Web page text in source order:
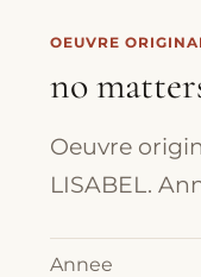
OEUVRE
no
Oeuvre
LISABEL.
Annee